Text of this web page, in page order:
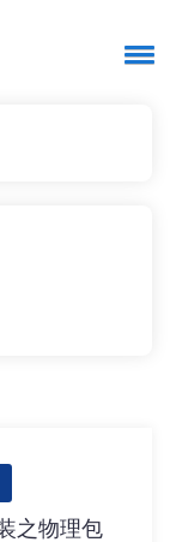
之物理包